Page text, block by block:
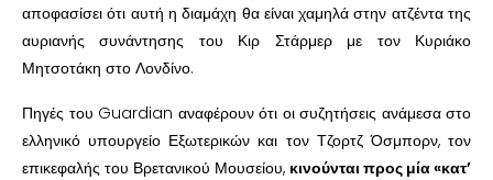
αποφασίσει ότι αυτή η διαμάχη θα είναι χαμηλά στην ατζέντα της
αυριανής συνάντησης του Κιρ Στάρμερ με τον Κυριάκο
Μητσοτάκη στο Λονδίνο.
Πηγές του Guardian αναφέρουν ότι οι συζητήσεις ανάμεσα στο
ελληνικό υπουργείο Εξωτερικών και τον Τζορτζ Όσμπορν, τον
επικεφαλής του Βρετανικού Μουσείου, κινούνται προς μία «κατ’